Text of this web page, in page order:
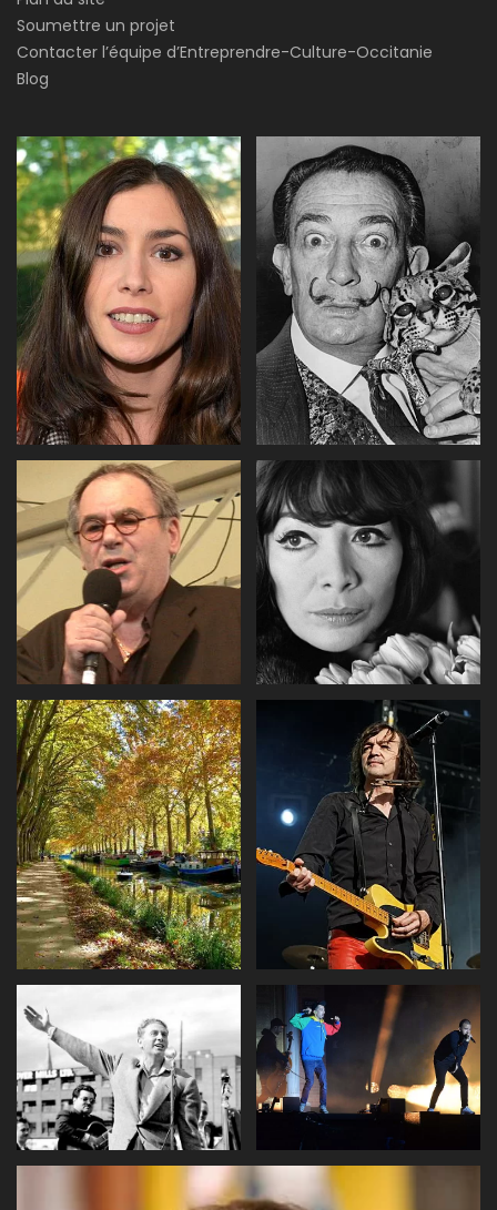
Soumettre un projet
Contacter l’équipe d’Entreprendre-Culture-Occitanie
Blog